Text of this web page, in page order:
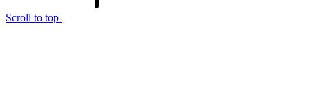
Scroll to top